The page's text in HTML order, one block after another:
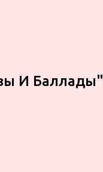
И Баллады"